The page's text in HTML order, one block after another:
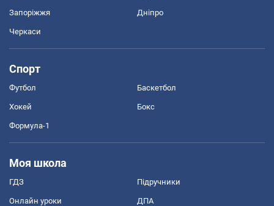
Запоріжжя Дніпро
Черкаси
Спорт
Футбол Баскетбол
Хокей Бокс
Формула-1
Моя школа
ГДЗ Підручники
Онлайн уроки ДПА